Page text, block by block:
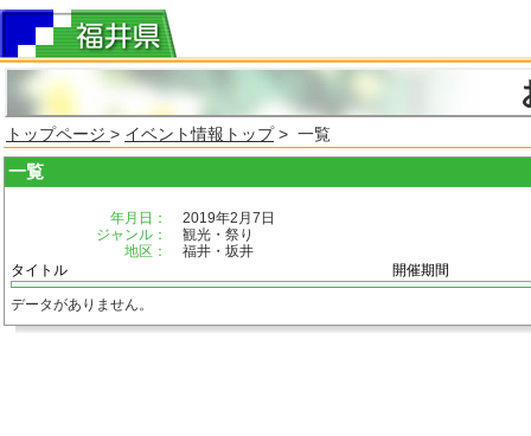
トップページ > イベント情報トップ> 一覧
一覧
年月日：
2019年2月7日
ジャンル：
観光・祭り
地区：
福井・坂井
タイトル
開催期間
データがありません。